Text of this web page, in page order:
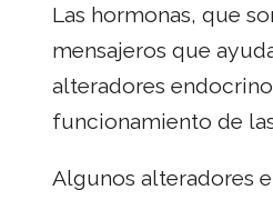
Las hormonas, que
mensajeros que
alteradores
funcionamiento de
Algunos alteradores